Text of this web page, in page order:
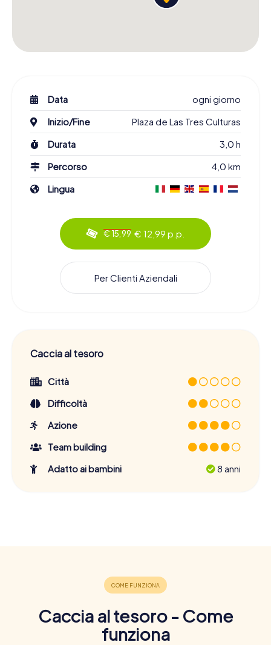
Data
ogni giorno
Inizio/Fine
Plaza de Las Tres Culturas
Durata
3,0 h
Percorso
4,0 km
Lingua
€ 15,99 € 12,99 p.p.
Per Clienti Aziendali
Caccia al tesoro
Città
Difficoltà
Azione
Team building
Adatto ai bambini
8 anni
Caccia al tesoro - Come
funziona